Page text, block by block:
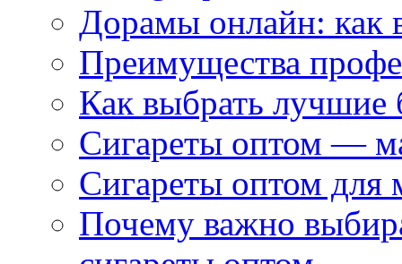
Дорамы онлайн: как
Преимущества
Как выбрать
Сигареты оптом —
Сигареты оптом для
Почему важно